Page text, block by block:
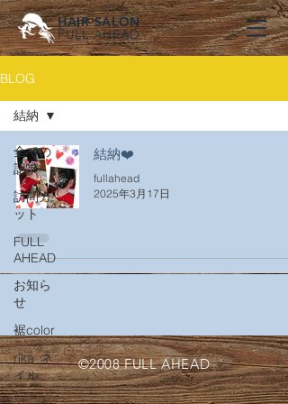
HAIR SALON
FULL AHEAD
BLOG
全ての
記事
訪問カ
ット
FULL
AHEAD
お知ら
せ
裾color
rika_ネ
イル
結納
結納❤️
fullahead
2025年3月17日
©2008 FULL AHEAD